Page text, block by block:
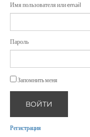
Имя пользователя или email
Пароль
Запомнить меня
ВОЙТИ
Регистрация